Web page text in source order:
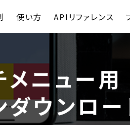
使い方 APIリファレンス
メニュー用
ダウンロー